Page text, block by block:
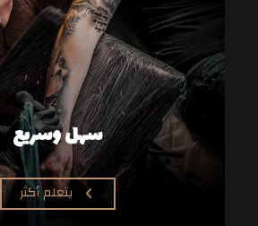
سهل وسريع
يتعلم أكثر